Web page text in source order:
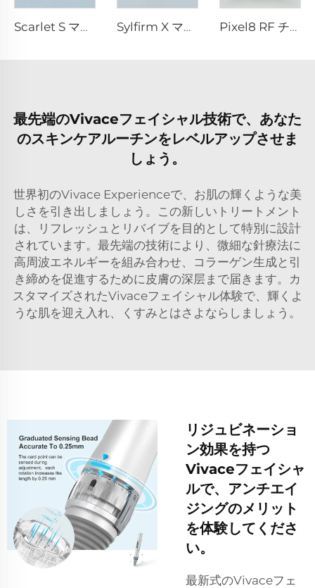
Scarlet S マイクロニードルRF バイポーラー電極 消耗品チップ 25ピン Sylfirm X マイクロニードルRFスキンケア Sylfirm X 交換用チップ X-25 Pixel8 RF チップ
最先端のVivaceフェイシャル技術で、あなた
のスキンケアルーチンをレベルアップさせま
しょう。
世界初のVivace Experienceで、お肌の輝くような美
しさを引き出しましょう。この新しいトリートメント
は、リフレッシュとリバイブを目的として特別に設計
されています。最先端の技術により、微細な針療法に
高周波エネルギーを組み合わせ、コラーゲン生成と引
き締めを促進するために皮膚の深层まで届きます。カ
スタマイズされたVivaceフェイシャル体験で、輝くよ
うな肌を迎え入れ、くすみとはさよならしましょう。
リジュビネーショ
ン効果を持つ
Vivaceフェイシャ
ルで、アンチエイ
ジングのメリット
を体験してくださ
い。
最新式のVivaceフェ